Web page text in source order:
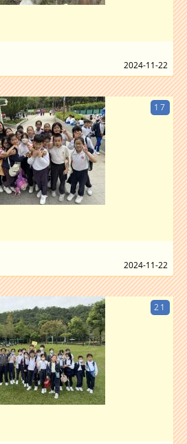
2024-11-22
17
2024-11-22
21